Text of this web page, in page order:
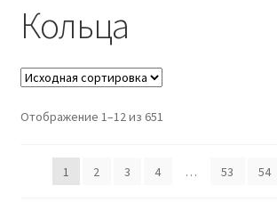
Заказать товары из Европы
Контакты
Корзина
Мой аккаунт
Кольца
Отображение 1–12 из 651
1 2 3 4 … 53 54